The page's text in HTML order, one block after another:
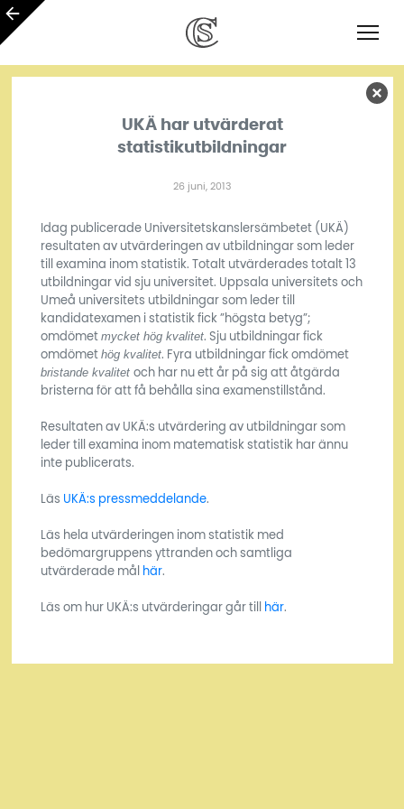
UKÄ har utvärderat
statistikutbildningar
26 juni, 2013
Idag publicerade Universitetskanslersämbetet (UKÄ)
resultaten av utvärderingen av utbildningar som leder
till examina inom statistik. Totalt utvärderades totalt 13
utbildningar vid sju universitet. Uppsala universitets och
Umeå universitets utbildningar som leder till
kandidatexamen i statistik fick ”högsta betyg”;
omdömet mycket hög kvalitet. Sju utbildningar fick
omdömet hög kvalitet. Fyra utbildningar fick omdömet
bristande kvalitet och har nu ett år på sig att åtgärda
bristerna för att få behålla sina examenstillstånd.
Resultaten av UKÄ:s utvärdering av utbildningar som
leder till examina inom matematisk statistik har ännu
inte publicerats.
Läs UKÄ:s pressmeddelande.
Läs hela utvärderingen inom statistik med
bedömargruppens yttranden och samtliga
utvärderade mål
här.
Läs om hur UKÄ:s utvärderingar går till här.